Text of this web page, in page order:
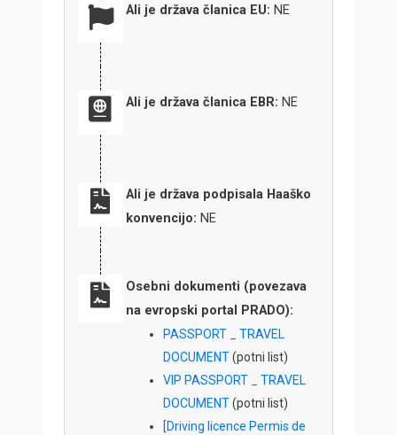
Ali je država članica EU:NE
Ali je država članica EBR:NE
Ali je država podpisala Haaško
konvencijo:NE
Osebni dokumenti (povezava
na evropski portal PRADO):
PASSPORT _ TRAVEL
DOCUMENT(potni list)
VIP PASSPORT _ TRAVEL
DOCUMENT(potni list)
[Driving licence Permis de